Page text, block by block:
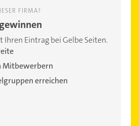
FIRMA?
Ihren Eintrag bei Gelbe Seiten.
Mitbewerbern
erreichen